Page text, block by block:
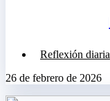
Reflexión diaria
26 de febrero de 2026